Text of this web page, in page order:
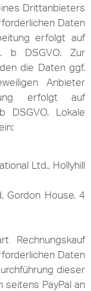
Drittanbieters
Daten
erfolgt auf
b DSGVO. Zur
die Daten ggf.
Anbieter
erfolgt auf
Lokale
Ltd., Hollyhill
Gordon House, 4
Rechnungskauf
Daten
dieser
seitens PayPal an